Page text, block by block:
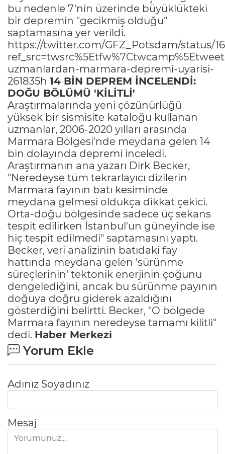
bu nedenle 7'nin üzerinde büyüklükteki
bir depremin "gecikmiş olduğu"
saptamasına yer verildi.
https://twitter.com/GFZ_Potsdam/status/
uzmanlardan-marmara-depremi-uyarisi-
261835h 14 BİN DEPREM İNCELENDİ:
DOĞU BÖLÜMÜ 'KİLİTLİ'
Araştırmalarında yeni çözünürlüğü
yüksek bir sismisite kataloğu kullanan
uzmanlar, 2006-2020 yılları arasında
Marmara Bölgesi'nde meydana gelen 14
bin dolayında depremi inceledi.
Araştırmanın ana yazarı Dirk Becker,
"Neredeyse tüm tekrarlayıcı dizilerin
Marmara fayının batı kesiminde
meydana gelmesi oldukça dikkat çekici.
Orta-doğu bölgesinde sadece üç sekans
tespit edilirken İstanbul'un güneyinde ise
hiç tespit edilmedi" saptamasını yaptı.
Becker, veri analizinin batıdaki fay
hattında meydana gelen 'sürünme
süreçlerinin' tektonik enerjinin çoğunu
dengelediğini, ancak bu sürünme payının
doğuya doğru giderek azaldığını
gösterdiğini belirtti. Becker, "O bölgede
Marmara fayının neredeyse tamamı kilitli"
dedi. Haber Merkezi
Yorum Ekle
Adınız Soyadınız
Mesaj